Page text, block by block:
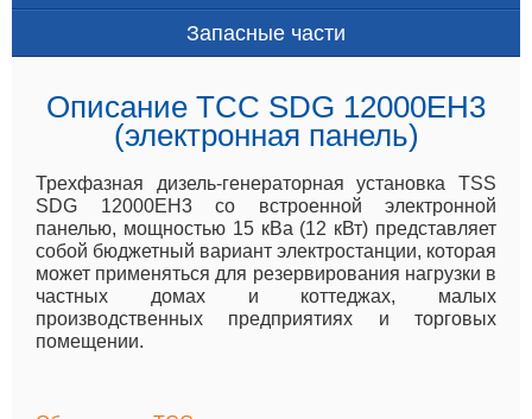
Запасные части
Описание ТСС SDG 12000EH3
(электронная панель)
Трехфазная дизель-генераторная установка TSS
SDG 12000EH3 со встроенной электронной
панелью, мощностью 15 кВа (12 кВт) представляет
собой бюджетный вариант электростанции, которая
может применяться для резервирования нагрузки в
частных домах и коттеджах, малых
производственных предприятиях и торговых
помещении.